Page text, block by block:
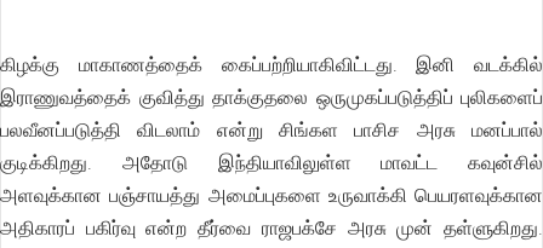
கிழக்கு மாகாணத்தைக் கைப்பற்றியாகிவிட்டது. இனி வடக்கில்
இராணுவத்தைக் குவித்து தாக்குதலை ஒருமுகப்படுத்திப் புலிகளைப்
பலவீனப்படுத்தி விடலாம் என்று சிங்கள பாசிச அரசு மனப்பால்
குடிக்கிறது. அதோடு இந்தியாவிலுள்ள மாவட்ட கவுன்சில்
அளவுக்கான பஞ்சாயத்து அமைப்புகளை உருவாக்கி பெயரளவுக்கான
அதிகாரப் பகிர்வு என்ற தீர்வை ராஜபக்சே அரசு முன் தள்ளுகிறது.